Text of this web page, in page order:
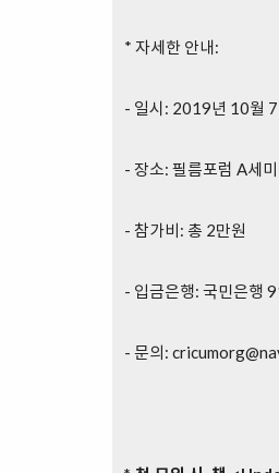
* 자세한 안내:
- 일시: 2019년 10월
- 장소: 필름포럼 A세
- 참가비: 총 2만원
- 입금은행: 국민은행
- 문의: